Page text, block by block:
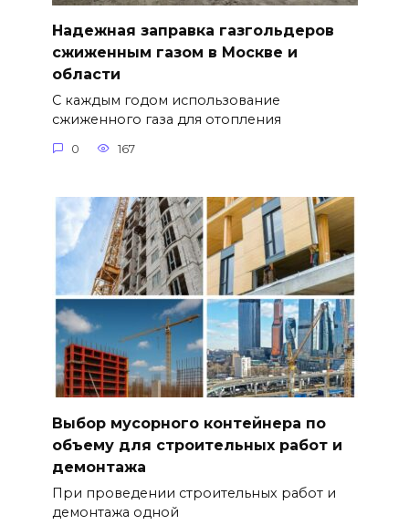
Надежная заправка газгольдеров
сжиженным газом в Москве и
области
С каждым годом использование
сжиженного газа для отопления
0 167
Выбор мусорного контейнера по
объему для строительных работ и
демонтажа
При проведении строительных работ и
демонтажа одной